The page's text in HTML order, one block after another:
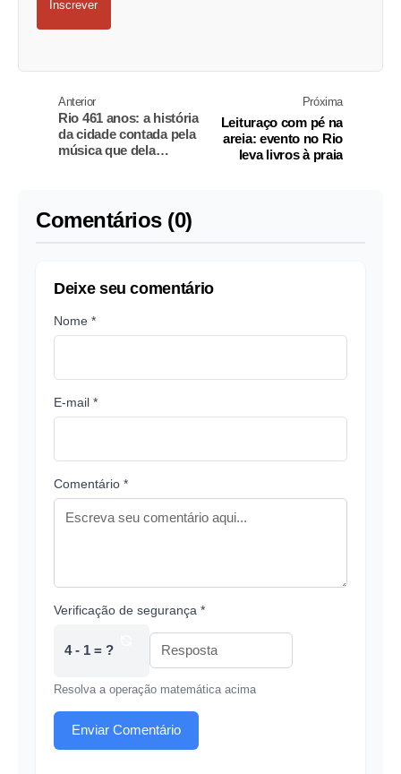
Inscrever
Anterior
Rio 461 anos: a história
da cidade contada pela
música que dela
Próxima
Leituraço com pé na
areia: evento no Rio
leva livros à praia
Comentários (0)
Deixe seu comentário
Nome *
E-mail *
Comentário *
Verificação de segurança *
4 - 1 = ?
Resolva a operação matemática acima
Enviar Comentário